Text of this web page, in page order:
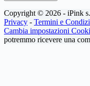
Copyright © 2026 - iPink
Privacy - Termini e
Cambia impostazioni
potremmo ricevere una